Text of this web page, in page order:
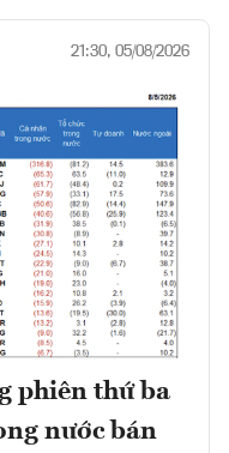
21:30, 05/08/2026
phiên thứ ba
nước bán